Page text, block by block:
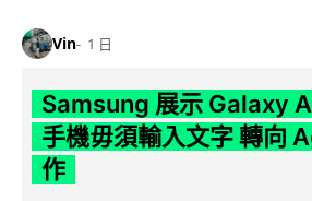
Vin 1 日
Samsung 展示 Galaxy
手機毋須輸入文字 轉向
作